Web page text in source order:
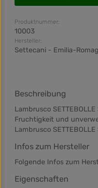
Produktnummer:
10003
Hersteller:
Settecani - Emilia-
Beschreibung
Lambrusco
Fruchtigkeit und
Lambrusco
Infos zum Hersteller
Folgende Infos zum
Eigenschaften